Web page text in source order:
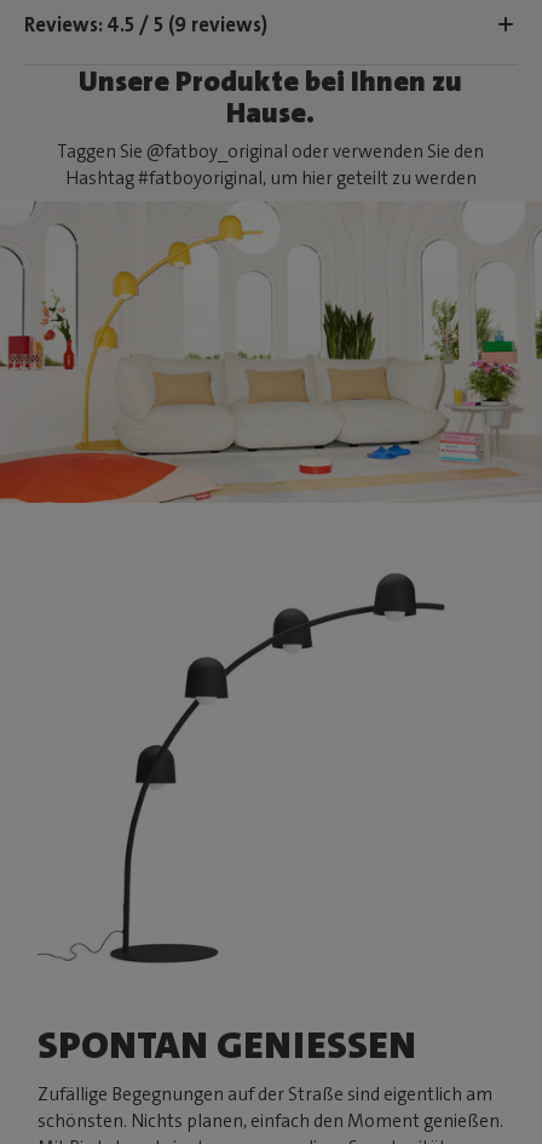
Reviews: 4.5 / 5 (9 reviews)
Unsere Produkte bei Ihnen zu
Hause.
Taggen Sie @fatboy_original oder verwenden Sie den
Hashtag #fatboyoriginal, um hier geteilt zu werden
SPONTAN GENIESSEN
Zufällige Begegnungen auf der Straße sind eigentlich am
schönsten. Nichts planen, einfach den Moment genießen.